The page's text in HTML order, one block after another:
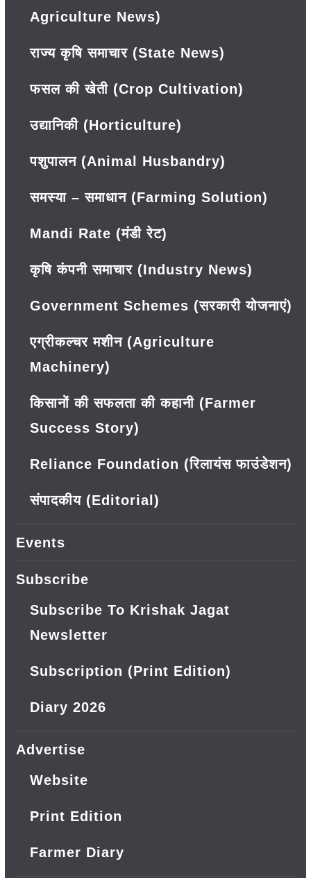
Agriculture News)
राज्य कृषि समाचार (State News)
फसल की खेती (Crop Cultivation)
उद्यानिकी (Horticulture)
पशुपालन (Animal Husbandry)
समस्या – समाधान (Farming Solution)
Mandi Rate (मंडी रेट)
कृषि कंपनी समाचार (Industry News)
Government Schemes (सरकारी योजनाएं)
एग्रीकल्चर मशीन (Agriculture
Machinery)
किसानों की सफलता की कहानी (Farmer
Success Story)
Reliance Foundation (रिलायंस फाउंडेशन)
संपादकीय (Editorial)
Events
Subscribe
Subscribe To Krishak Jagat
Newsletter
Subscription (Print Edition)
Diary 2026
Advertise
Website
Print Edition
Farmer Diary